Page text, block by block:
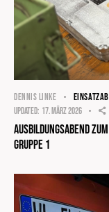
DENNIS LINKE
Updated: 17. März 2026
Ausbildungsabend
Gruppe 1